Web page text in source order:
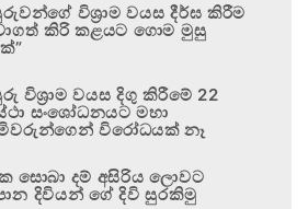
විශ්‍රාම වයස දීර්ඝ කිරීම
කිරි කළයට ගොම මුසු
විශ්‍රාම වයස දිගු කිරීමේ 22
සංශෝධනයට මහා
විරෝධයක් නෑ
සොබා දම් අසිරිය ලොවට
දිවියන් ගේ දිවි සුරකිමු